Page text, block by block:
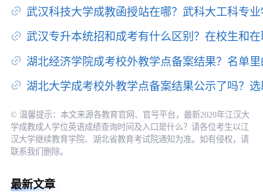
武汉科技大学成教函授站在哪？武科大工科专
武汉专升本统招和成考有什么区别？在校生和
湖北经济学院成考校外教学点备案结果？名单
湖北大学成考校外教学点备案结果公示了吗？
© 温馨提示：本文来源各教育官网、官号平台，最新2020年江汉大
学成教成人学位英语成绩查询时间及入口是什么？请各位考生以江
汉大学继续教育学院、湖北省教育考试院通知为准。如有侵权，请
联系我们删除。
最新文章